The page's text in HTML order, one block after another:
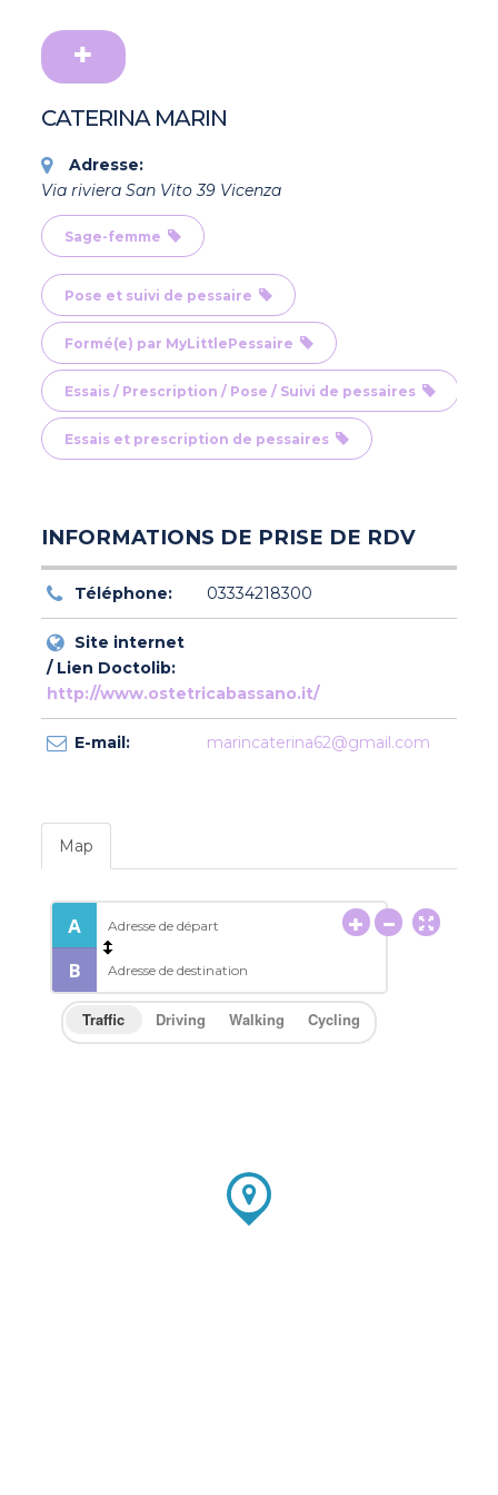
CATERINA MARIN
Adresse:
Via riviera San Vito 39 Vicenza
Sage-femme
Pose et suivi de pessaire
Formé(e) par MyLittlePessaire
Essais / Prescription / Pose / Suivi de pessaires
Essais et prescription de pessaires
INFORMATIONS DE PRISE DE RDV
Téléphone: 03334218300
Site internet
/ Lien Doctolib:
http://www.ostetricabassano.it/
E-mail: marincaterina62@gmail.com
Map
Traffic Driving Walking Cycling